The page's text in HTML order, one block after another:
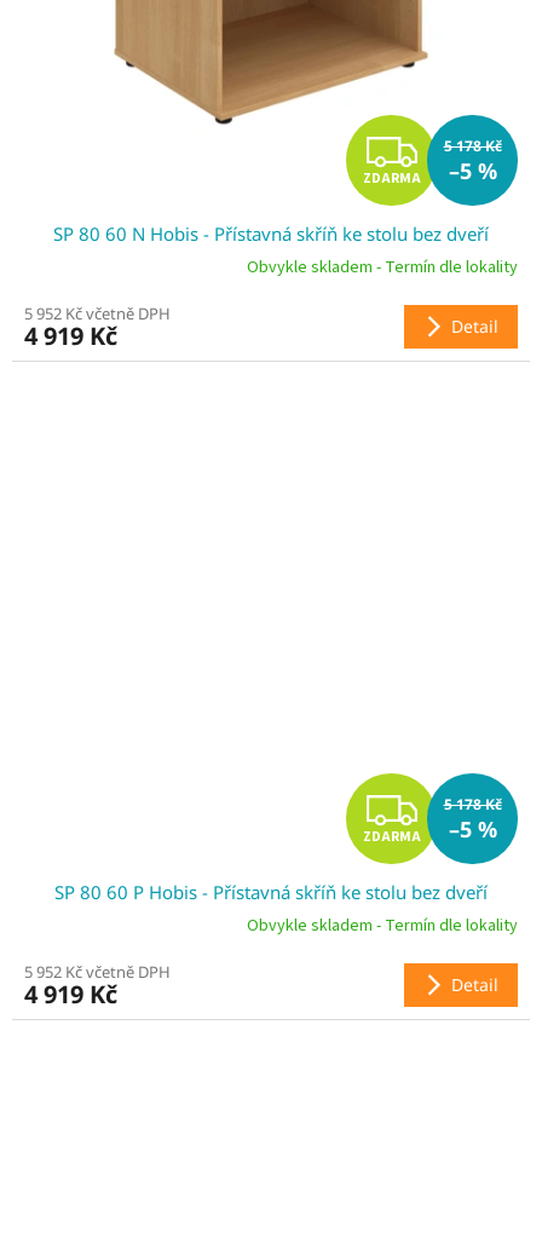
Z
D
A
R
M
ZDARMA
5 178 Kč
–5 %
SP 80 60 N Hobis - Přístavná skříň ke stolu bez dveří
Obvykle skladem - Termín dle lokality
5 952 Kč včetně DPH
4 919 Kč Detail
Z
D
A
R
M
ZDARMA
5 178 Kč
–5 %
SP 80 60 P Hobis - Přístavná skříň ke stolu bez dveří
Obvykle skladem - Termín dle lokality
5 952 Kč včetně DPH
4 919 Kč Detail